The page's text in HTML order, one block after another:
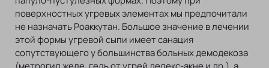
поверхностных угревых элементах мы предпочитали
не назначать Роаккутан. Большое значение в лечении
этой формы угревой сыпи имеет санация
сопутствующего у большинства больных демодекоза